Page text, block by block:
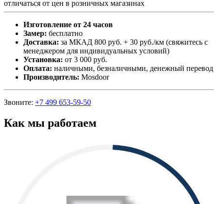
отличаться от цен в розничных магазинах
Изготовление от 24 часов
Замер: бесплатно
Доставка: за МКАД 800 руб. + 30 руб./км (свяжитесь с
менеджером для индивидуальных условий)
Установка: от 3 000 руб.
Оплата: наличными, безналичными, денежный перевод
Производитель: Mosdoor
Звоните: +7 499 653-59-50
Как мы работаем